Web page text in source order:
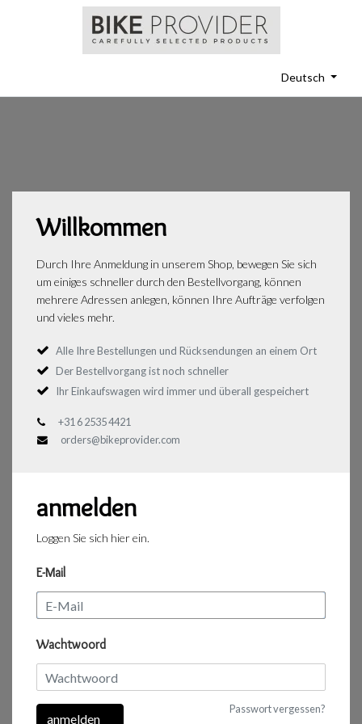
Deutsch
Willkommen
Durch Ihre Anmeldung in unserem Shop, bewegen Sie sich
um einiges schneller durch den Bestellvorgang, können
mehrere Adressen anlegen, können Ihre Aufträge verfolgen
und vieles mehr.
Alle Ihre Bestellungen und Rücksendungen an einem Ort
Der Bestellvorgang ist noch schneller
Ihr Einkaufswagen wird immer und überall gespeichert
+31 6 2535 4421
orders@bikeprovider.com
anmelden
Loggen Sie sich hier ein.
E-Mail
Wachtwoord
Passwort vergessen?
anmelden